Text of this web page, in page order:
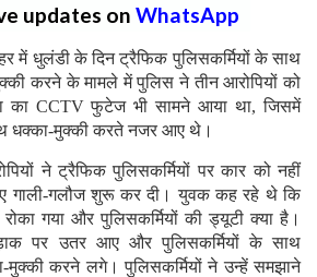
updates on WhatsApp
में धुलंडी के दिन ट्रैफिक पुलिसकर्मियों के साथ
करने के मामले में पुलिस ने तीन आरोपियों को
का CCTV फुटेज भी सामने आया था, जिसमें
धक्का-मुक्की करते नजर आए थे।
ने ट्रैफिक पुलिसकर्मियों पर कार को नहीं
गाली-गलौज शुरू कर दी। युवक कह रहे थे कि
गया और पुलिसकर्मियों की ड्यूटी क्या है।
पर उतर आए और पुलिसकर्मियों के साथ
करने लगे। पुलिसकर्मियों ने उन्हें समझाने